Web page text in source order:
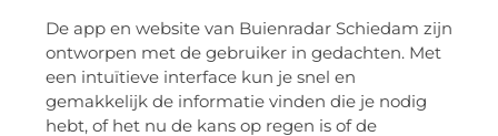
De app en website van Buienradar Schiedam zijn
ontworpen met de gebruiker in gedachten. Met
een intuïtieve interface kun je snel en
gemakkelijk de informatie vinden die je nodig
hebt, of het nu de kans op regen is of de